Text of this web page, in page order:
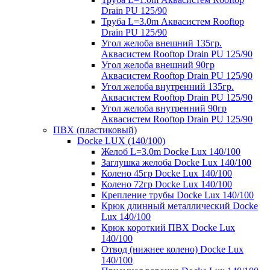
Drain PU 125/90
Труба L=3.0m Аквасистем Rooftop
Drain PU 125/90
Угол желоба внешний 135гр.
Аквасистем Rooftop Drain PU 125/90
Угол желоба внешний 90гр
Аквасистем Rooftop Drain PU 125/90
Угол желоба внутренний 135гр.
Аквасистем Rooftop Drain PU 125/90
Угол желоба внутренний 90гр
Аквасистем Rooftop Drain PU 125/90
ПВХ (пластиковый)
Docke LUX (140/100)
Желоб L=3.0m Docke Lux 140/100
Заглушка желоба Docke Lux 140/100
Колено 45гр Docke Lux 140/100
Колено 72гр Docke Lux 140/100
Крепление трубы Docke Lux 140/100
Крюк длинный металлический Docke
Lux 140/100
Крюк короткий ПВХ Docke Lux
140/100
Отвод (нижнее колено) Docke Lux
140/100